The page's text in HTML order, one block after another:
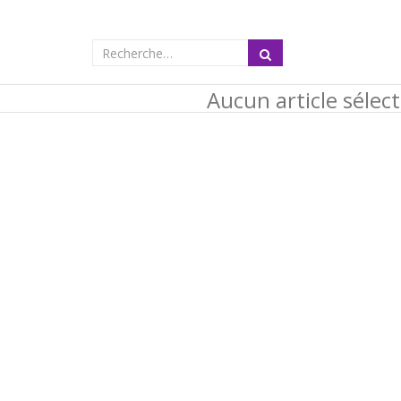
Aucun article